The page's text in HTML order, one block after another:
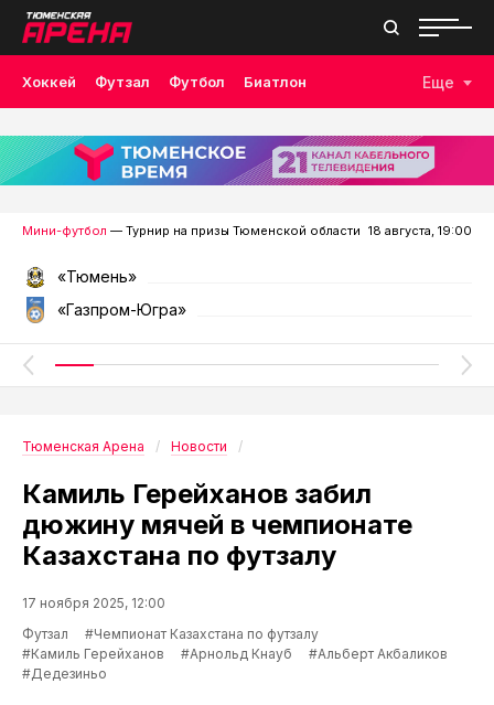
Хоккей Футзал Футбол Биатлон
Лыжные гонки Волейбол Плавание Дзюдо
Скалолазание Велоспорт Бокс
Еще
Мини-футбол — Турнир на призы Тюменской области 18 августа, 19:00
«Тюмень»
«Газпром-Югра»
Тюменская Арена Новости
Камиль Герейханов забил
дюжину мячей в чемпионате
Казахстана по футзалу
17 ноября 2025, 12:00
Футзал
#Чемпионат Казахстана по футзалу
#Камиль Герейханов
#Арнольд Кнауб
#Альберт Акбаликов
#Дедезиньо